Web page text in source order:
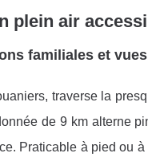
plein air
familiales et
traverse la
de 9 km alterne
Praticable à pied ou